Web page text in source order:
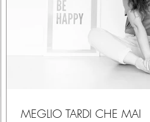
MEGLIO TARDI CHE MAI